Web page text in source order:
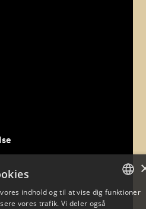
indhold og til at vise dig funktioner
vores trafik. Vi deler også